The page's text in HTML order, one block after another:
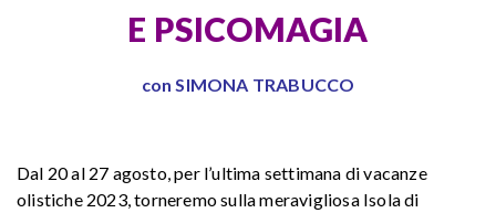
E PSICOMAGIA
con SIMONA TRABUCCO
Dal 20 al 27 agosto, per l’ultima settimana di vacanze
olistiche 2023, torneremo sulla meravigliosa Isola di